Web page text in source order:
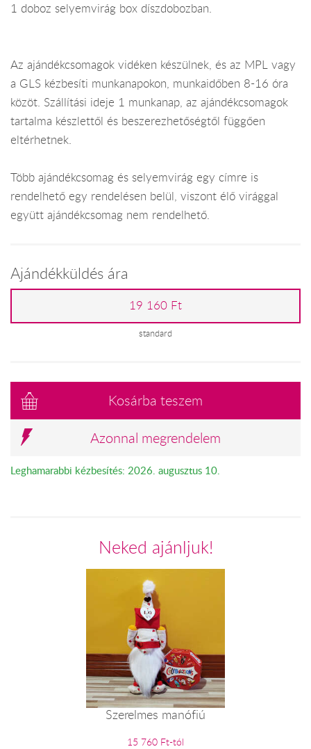
1 doboz selyemvirág box díszdobozban.
Az ajándékcsomagok vidéken készülnek, és az MPL vagy
a GLS kézbesíti munkanapokon, munkaidőben 8-16 óra
közöt. Szállítási ideje 1 munkanap, az ajándékcsomagok
tartalma készlettől és beszerezhetőségtől függően
eltérhetnek.
Több ajándékcsomag és selyemvirág egy címre is
rendelhető egy rendelésen belül, viszont élő virággal
együtt ajándékcsomag nem rendelhető.
Ajándékküldés ára
19 160 Ft
standard
Kosárba teszem
Azonnal megrendelem
Leghamarabbi kézbesítés: 2026. augusztus 10.
Neked ajánljuk!
Szerelmes manófiú
15 760 Ft-tól